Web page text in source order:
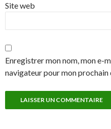
Site web
Enregistrer mon nom, mon e-
navigateur pour mon